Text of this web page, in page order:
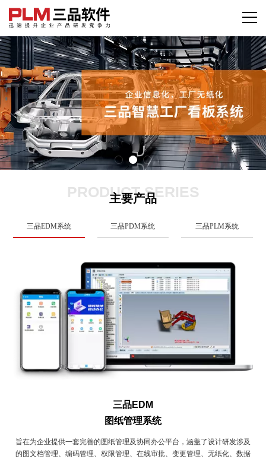
PRODUCT SERIES
主要产品
三品EDM系统 三品PDM系统 三品PLM系统
三品EDM
图纸管理系统
旨在为企业提供一套完善的图纸管理及协同办公平台，涵盖了设计研发涉及
的图文档管理、编码管理、权限管理、在线审批、变更管理、无纸化、数据